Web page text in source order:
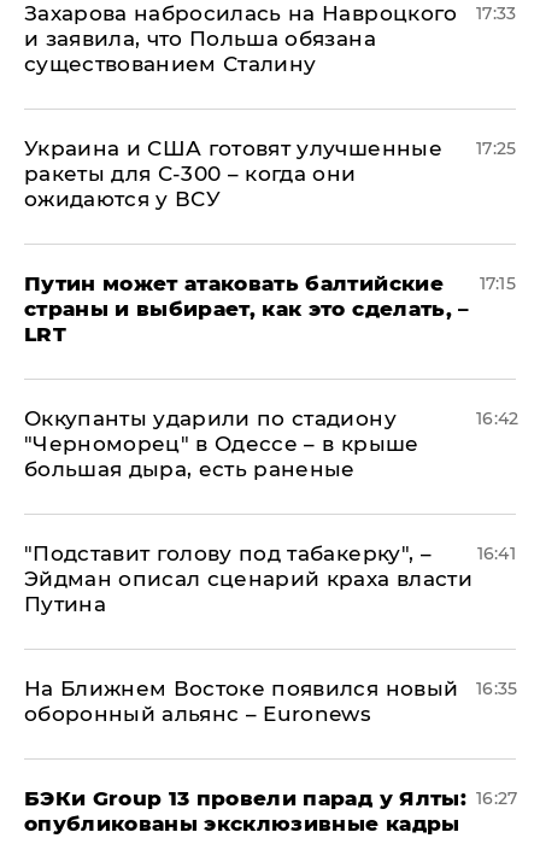
​Захарова набросилась на Навроцкого
и заявила, что Польша обязана
существованием Сталину
17:33
Украина и США готовят улучшенные
ракеты для С-300 – когда они
ожидаются у ВСУ
17:25
Путин может атаковать балтийские
страны и выбирает, как это сделать, –
LRT
17:15
Оккупанты ударили по стадиону
"Черноморец" в Одессе – в крыше
большая дыра, есть раненые
16:42
​"Подставит голову под табакерку", –
Эйдман описал сценарий краха власти
Путина
16:41
На Ближнем Востоке появился новый
оборонный альянс – Euronews
16:35
​БЭКи Group 13 провели парад у Ялты:
опубликованы эксклюзивные кадры
16:27